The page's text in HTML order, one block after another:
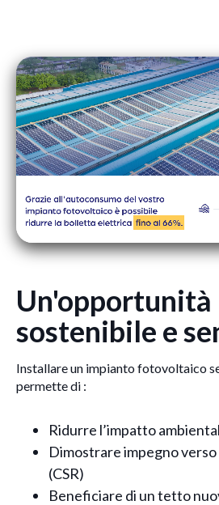
Un'opportunità
sostenibile e
Installare un impianto fotovoltaico
permette di :
Ridurre l’impatto
Dimostrare impegno
(CSR)
Beneficiare di un tetto